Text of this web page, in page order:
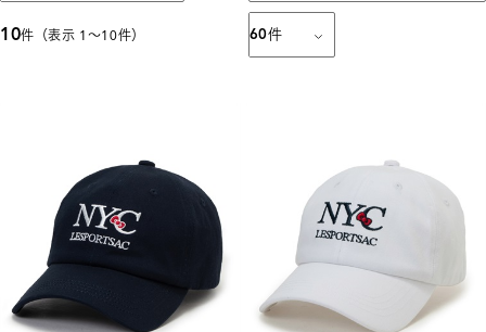
10件（表示 1〜10件） 60件